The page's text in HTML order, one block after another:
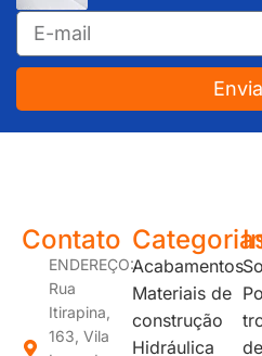
Contato
ENDEREÇO:
Rua
Itirapina,
163, Vila
Acabamentos
Materiais de
construção
Hidráulica